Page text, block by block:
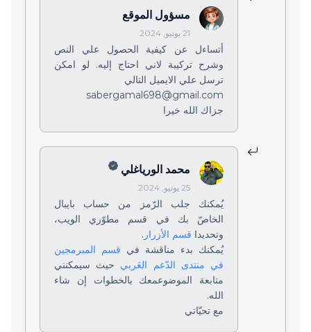
مسؤول الموقع
21 يونيو, 2024
أتساءل عن كيفية الحصول علي النص
وشرح تركيبة لاني احتاج إليه. لو امكن
ترسل علي الايميل التالي
sabergamal698@gmail.com
جزاك الله خيرا
محمد الورياغلي
25 يونيو, 2024
يُمكنك جلب الرّمز من حساب بايبال
الخاصّ بك في قسم مطوّري الويب،
وتحديدا قسم الأزرار .
يُمكنك بدء مناقشة في قسم المبرمجين
في منتدى الدّعم العَربي حيث سيمكنني
متابعة الموضوعمعك بالخطوات إن شاء
الله.
مع تحيّاتي